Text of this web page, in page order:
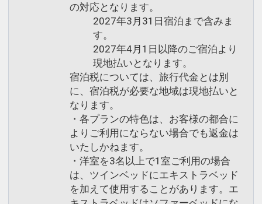
の対応となります。
2027年3月31日宿泊まで含みま
す。
2027年4月1日以降のご宿泊より
現地払いとなります。
宿泊税については、旅行代金とは別
に、宿泊税が必要な地域は現地払いと
なります。
・各プランの特色は、お客様の都合に
よりご利用にならない場合でも返金は
いたしかねます。
・洋室を3名以上で1室ご利用の場合
は、ツインベッドにエキストラベッド
を加えて使用することがあります。エ